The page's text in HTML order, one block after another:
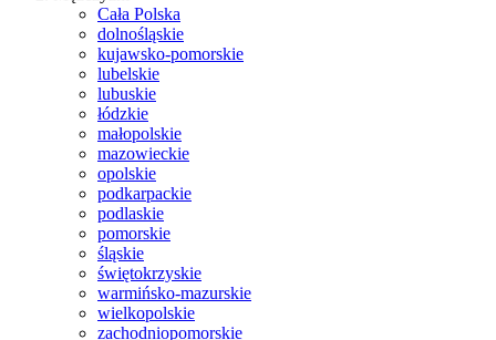
Cała Polska
dolnośląskie
kujawsko-pomorskie
lubelskie
lubuskie
łódzkie
małopolskie
mazowieckie
opolskie
podkarpackie
podlaskie
pomorskie
śląskie
świętokrzyskie
warmińsko-mazurskie
wielkopolskie
zachodniopomorskie